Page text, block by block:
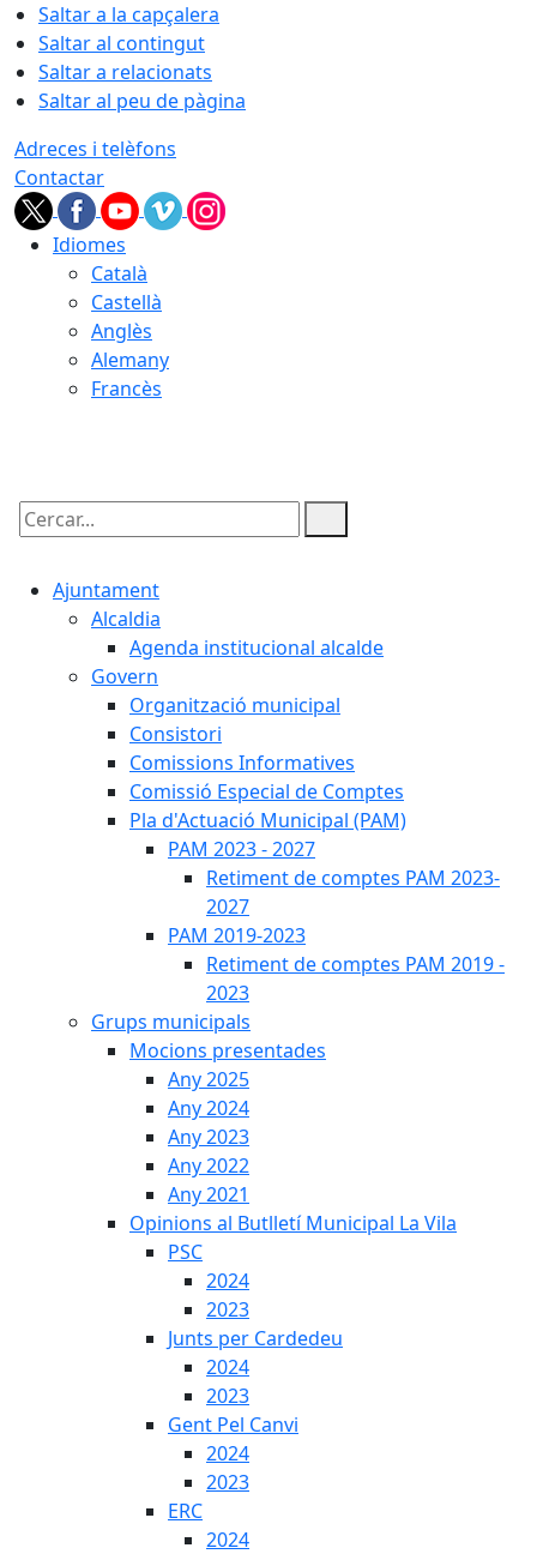
Saltar a la capçalera
Saltar al contingut
Saltar a relacionats
Saltar al peu de pàgina
Adreces i telèfons
Contactar
Idiomes
Català
Castellà
Anglès
Alemany
Francès
Cercar:
Ajuntament
Alcaldia
Agenda institucional alcalde
Govern
Organització municipal
Consistori
Comissions Informatives
Comissió Especial de Comptes
Pla d'Actuació Municipal (PAM)
PAM 2023 - 2027
Retiment de comptes PAM 2023-
2027
PAM 2019-2023
Retiment de comptes PAM 2019 -
2023
Grups municipals
Mocions presentades
Any 2025
Any 2024
Any 2023
Any 2022
Any 2021
Opinions al Butlletí Municipal La Vila
PSC
2024
2023
Junts per Cardedeu
2024
2023
Gent Pel Canvi
2024
2023
ERC
2024